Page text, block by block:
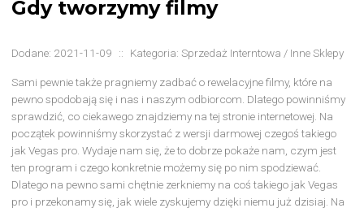
Gdy tworzymy filmy
Dodane: 2021-11-09 :: Kategoria: Sprzedaż Interntowa / Inne Sklepy
Sami pewnie także pragniemy zadbać o rewelacyjne filmy, które na
pewno spodobają się i nas i naszym odbiorcom. Dlatego powinniśmy
sprawdzić, co ciekawego znajdziemy na tej stronie internetowej. Na
początek powinniśmy skorzystać z wersji darmowej czegoś takiego
jak Vegas pro. Wydaje nam się, że to dobrze pokaże nam, czym jest
ten program i czego konkretnie możemy się po nim spodziewać.
Dlatego na pewno sami chętnie zerkniemy na coś takiego jak Vegas
pro i przekonamy się, jak wiele zyskujemy dzięki niemu już dzisiaj. Na